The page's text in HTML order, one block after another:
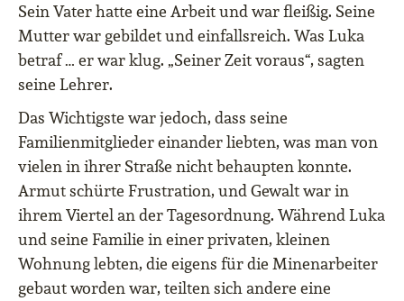
Sein Vater hatte eine Arbeit und war fleißig. Seine
Mutter war gebildet und einfallsreich. Was Luka
betraf … er war klug. „Seiner Zeit voraus“, sagten
seine Lehrer.
Das Wichtigste war jedoch, dass seine
Familienmitglieder einander liebten, was man von
vielen in ihrer Straße nicht behaupten konnte.
Armut schürte Frustration, und Gewalt war in
ihrem Viertel an der Tagesordnung. Während Luka
und seine Familie in einer privaten, kleinen
Wohnung lebten, die eigens für die Minenarbeiter
gebaut worden war, teilten sich andere eine